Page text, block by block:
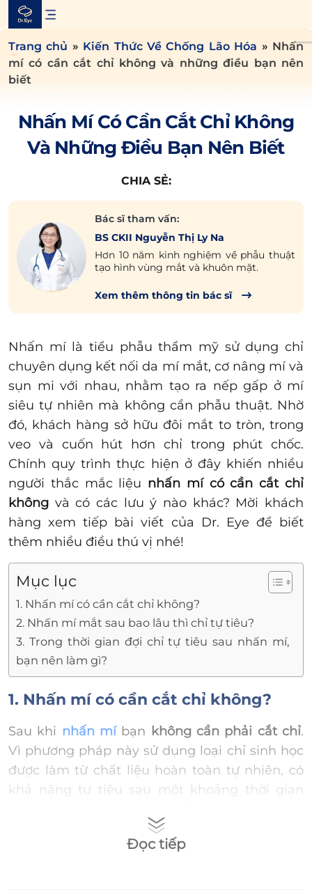
Skip
content
Trang chủ » Kiến Thức Về Chống Lão Hóa » Nhấn
mí có cần cắt chỉ không và những điều bạn nên
biết
Nhấn Mí Có Cần Cắt Chỉ Không
Và Những Điều Bạn Nên Biết
CHIA SẺ:
Bác sĩ tham vấn:
BS CKII Nguyễn Thị Ly Na
Hơn 10 năm kinh nghiệm về phẫu thuật
tạo hình vùng mắt và khuôn mặt.
Xem thêm thông tin bác sĩ
Nhấn mí là tiểu phẫu thẩm mỹ sử dụng chỉ
chuyên dụng kết nối da mí mắt, cơ nâng mí và
sụn mi với nhau, nhằm tạo ra nếp gấp ở mí
siêu tự nhiên mà không cần phẫu thuật. Nhờ
đó, khách hàng sở hữu đôi mắt to tròn, trong
veo và cuốn hút hơn chỉ trong phút chốc.
Chính quy trình thực hiện ở đây khiến nhiều
người thắc mắc liệu nhấn mí có cần cắt chỉ
không và có các lưu ý nào khác? Mời khách
hàng xem tiếp bài viết của Dr. Eye để biết
thêm nhiều điều thú vị nhé!
Mục lục
1. Nhấn mí có cần cắt chỉ không?
2. Nhấn mí mắt sau bao lâu thì chỉ tự tiêu?
3. Trong thời gian đợi chỉ tự tiêu sau nhấn mí,
bạn nên làm gì?
1. Nhấn mí có cần cắt chỉ không?
Sau khi nhấn míbạn không cần phải cắt chỉ.
Vì phương pháp này sử dụng loại chỉ sinh học
được làm từ chất liệu hoàn toàn tự nhiên, có
khả năng tự tiêu sau một khoảng thời gian
trung tâm thẩm mỹ kiểm tra tiến độ lành
thương và xử lý vấn đề phát sinh kịp thời (nếu
Đọc tiếp